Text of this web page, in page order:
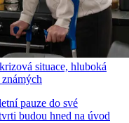
situace, hluboká
pauze do své
budou hned na úvod